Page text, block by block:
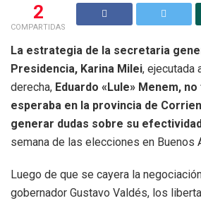
2
COMPARTIDAS
La estrategia de la secretaria
Presidencia, Karina Milei, ejecutada
derecha, Eduardo «Lule» Menem,
esperaba en la provincia de
generar dudas sobre su
semana de las elecciones en Buenos
Luego de que se cayera la
gobernador Gustavo Valdés, los